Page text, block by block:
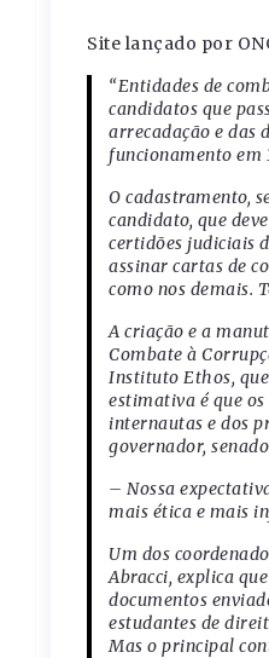
Site lançado por
“Entidades de
candidatos que
arrecadação e das
funcionamento em
O cadastramento,
candidato, que
certidões judiciais
assinar cartas de
como nos demais.
A criação e a
Combate à
Instituto Ethos, que
estimativa é que
internautas e dos
governador,
– Nossa
mais ética e mais
Um dos
Abracci, explica
documentos
estudantes de
Mas o principal